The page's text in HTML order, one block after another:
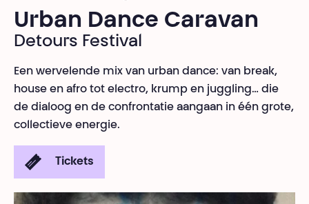
Urban Dance Caravan
Detours Festival
Een wervelende mix van urban dance: van break,
house en afro tot electro, krump en juggling… die
de dialoog en de confrontatie aangaan in één grote,
collectieve energie.
Tickets